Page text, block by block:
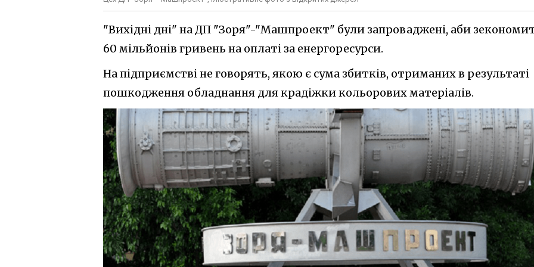
"Вихідні дні" на ДП "Зоря"-"Машпроект" були запроваджені, аби
60 мільйонів гривень на оплаті за енергоресурси.
На підприємстві не говорять, якою є сума збитків, отриманих в результаті
пошкодження обладнання для крадіжки кольорових матеріалів.